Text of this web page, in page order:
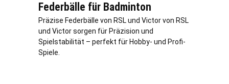
Federbälle für Badminton
Präzise Federbälle von RSL und Victor von RSL
und Victor sorgen für Präzision und
Spielstabilität – perfekt für Hobby- und Profi-
Spiele.